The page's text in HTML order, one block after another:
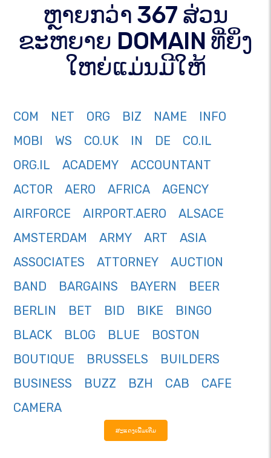
ຫຼາຍກວ່າ 367 ສ່ວນ
ຂະຫຍາຍ DOMAIN ທີ່ຍິ່ງ
ໃຫຍ່ແມ່ນມີໃຫ້
COM NET ORG BIZ NAME
INFO
MOBI
WS CO.UK IN DE
CO.IL
ORG.IL
ACADEMY
ACCOUNTANT
ACTOR
AERO AFRICA
AGENCY
AIRFORCE
AIRPORT.AERO
ALSACE
AMSTERDAM
ARMY ART
ASIA
ASSOCIATES
ATTORNEY
AUCTION
BAND
BARGAINS BAYERN
BEER
BERLIN
BET BID BIKE
BINGO
BLACK
BLOG BLUE
BOSTON
BOUTIQUE
BRUSSELS
BUILDERS
BUSINESS
BUZZ BZH CAB
CAFE
CAMERA
ສະແດງເພີ່ມເຕີມ